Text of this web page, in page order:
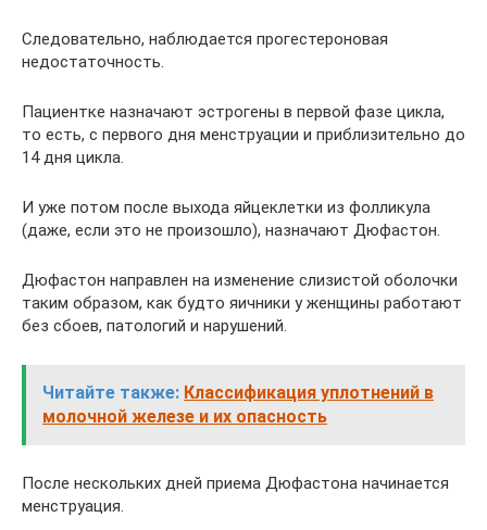
Следовательно, наблюдается прогестероновая
недостаточность.
Пациентке назначают эстрогены в первой фазе цикла,
то есть, с первого дня менструации и приблизительно до
14 дня цикла.
И уже потом после выхода яйцеклетки из фолликула
(даже, если это не произошло), назначают Дюфастон.
Дюфастон направлен на изменение слизистой оболочки
таким образом, как будто яичники у женщины работают
без сбоев, патологий и нарушений.
Читайте также: Классификация уплотнений в
молочной железе и их опасность
После нескольких дней приема Дюфастона начинается
менструация.